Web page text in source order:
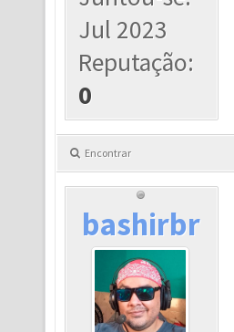
Jul 2023
Reputação:
0
Encontrar
bashirbr